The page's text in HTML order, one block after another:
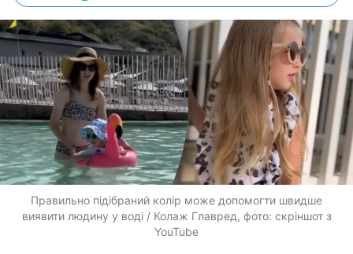
Правильно підібраний колір може допомогти швидше
виявити людину у воді / Колаж Главред, фото: скріншот з
YouTube